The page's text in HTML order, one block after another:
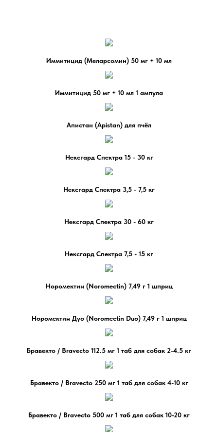
Иммитицид (Меларсомин) 50 мг + 10 мл
Иммитицид 50 мг + 10 мл 1 ампула
Апистан (Apistan) для пчёл
Нексгард Спектра 15 - 30 кг
Нексгард Спектра 3,5 - 7,5 кг
Нексгард Спектра 30 - 60 кг
Нексгард Спектра 7,5 - 15 кг
Норомектин (Noromectin) 7,49 г 1 шприц
Норомектин Дуо (Noromectin Duo) 7,49 г 1 шприц
Бравекто / Bravecto 112.5 мг 1 таб для собак 2-4.5 кг
Бравекто / Bravecto 250 мг 1 таб для собак 4-10 кг
Бравекто / Bravecto 500 мг 1 таб для собак 10-20 кг